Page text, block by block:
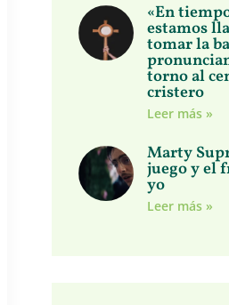
«En
estamos
tomar la
torno al
cristero
Leer más »
Marty
juego y el
yo
Leer más »